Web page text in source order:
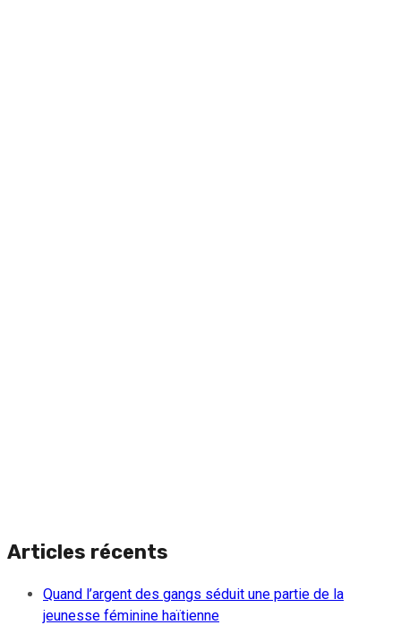
Articles récents
Quand l’argent des gangs séduit une partie de la
jeunesse féminine haïtienne